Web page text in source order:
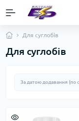
Для суглобів
Для суглобів